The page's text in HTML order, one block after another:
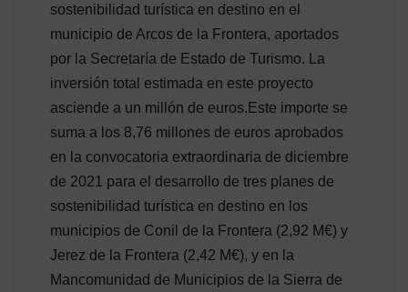
sostenibilidad turística en destino en el
municipio de Arcos de la Frontera, aportados
por la Secretaría de Estado de Turismo. La
inversión total estimada en este proyecto
asciende a un millón de euros.Este importe se
suma a los 8,76 millones de euros aprobados
en la convocatoria extraordinaria de diciembre
de 2021 para el desarrollo de tres planes de
sostenibilidad turística en destino en los
municipios de Conil de la Frontera (2,92 M€) y
Jerez de la Frontera (2,42 M€), y en la
Mancomunidad de Municipios de la Sierra de